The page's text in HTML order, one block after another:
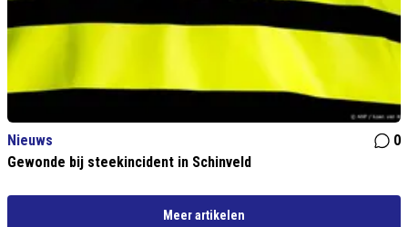
Nieuws
0
Gewonde bij steekincident in Schinveld
Meer artikelen